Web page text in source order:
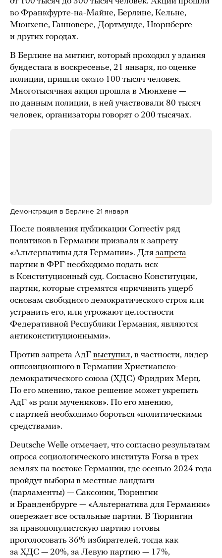
во Франкфурте-на-Майне, Берлине, Кельне,
Мюнхене, Ганновере, Дортмунде, Нюрнберге
и других городах.
В Берлине на митинг, который проходил у здания
бундестага в воскресенье, 21 января, по оценке
полиции, пришли около 100 тысяч человек.
Многотысячная акция прошла в Мюнхене —
по данным полиции, в ней участвовали 80 тысяч
человек, организаторы говорят о 200 тысячах.
Демонстрация в Берлине 21 января
После появления публикации Correctiv ряд
политиков в Германии призвали к запрету
«Альтернативы для Германии». Для запрета
партии в ФРГ необходимо подать иск
в Конституционный суд. Согласно Конституции,
партии, которые стремятся «причинить ущерб
основам свободного демократического строя или
устранить его, или угрожают целостности
Федеративной Республики Германия, являются
антиконституционными».
Против запрета АдГ выступил, в частности, лидер
оппозиционного в Германии Христианско-
демократического союза (ХДС) Фридрих Мерц.
По его мнению, такое решение может укрепить
АдГ «в роли мучеников». По его мнению,
с партией необходимо бороться «политическими
средствами».
Deutsche Welle отмечает, что согласно результатам
опроса социологического института Forsa в трех
землях на востоке Германии, где осенью 2024 года
пройдут выборы в местные ландтаги
(парламенты) — Саксонии, Тюрингии
и Бранденбрурге — «Альтернатива для Германии»
опережает все остальные партии. В Тюрингии
за правопопулистскую партию готовы
проголосовать 36% избирателей, тогда как
за ХДС — 20%, за Левую партию — 17%,